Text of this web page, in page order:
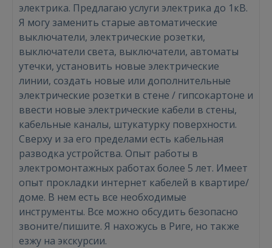
электрика. Предлагаю услуги электрика до 1кВ.
Я могу заменить старые автоматические
выключатели, электрические розетки,
выключатели света, выключатели, автоматы
утечки, установить новые электрические
линии, создать новые или дополнительные
электрические розетки в стене / гипсокартоне и
ввести новые электрические кабели в стены,
кабельные каналы, штукатурку поверхности.
Сверху и за его пределами есть кабельная
разводка устройства. Опыт работы в
электромонтажных работах более 5 лет. Имеет
опыт прокладки интернет кабелей в квартире/
доме. В нем есть все необходимые
инструменты. Все можно обсудить безопасно
звоните/пишите. Я нахожусь в Риге, но также
езжу на экскурсии.